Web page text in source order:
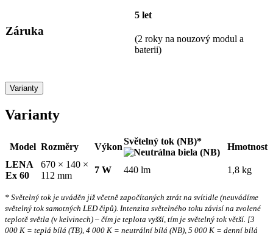
Záruka
5 let
(2 roky na nouzový modul a
baterii)
Varianty
Varianty
Model Rozměry Výkon
Světelný tok (NB)*
Hmotnost
LENA
Ex 60
670 × 140 ×
112 mm
7 W 440 lm 1,8 kg
* Světelný tok je uváděn již včetně započítaných ztrát na svítidle (neuvádíme
světelný tok samotných LED čipů). Intenzita světelného toku závisí na zvolené
teplotě světla (v kelvinech) – čím je teplota vyšší, tím je světelný tok větší. [3
000 K = teplá bílá (TB), 4 000 K = neutrální bílá (NB), 5 000 K = denní bílá